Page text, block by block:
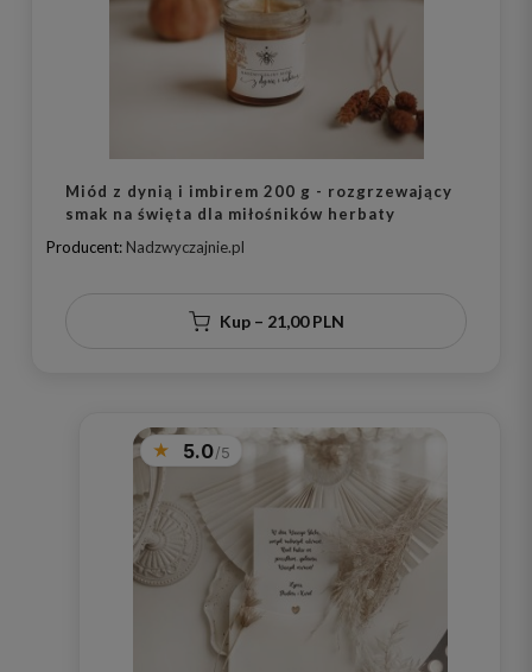
Miód z dynią i imbirem 200 g - rozgrzewający
smak na święta dla miłośników herbaty
Producent: Nadzwyczajnie.pl
Kup – 21,00 PLN
5.0